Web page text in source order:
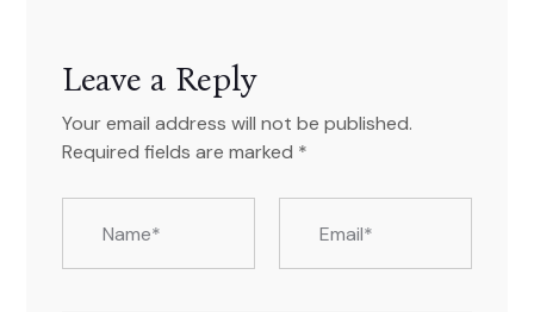
Leave a Reply
Your email address will not be published.
Required fields are marked *